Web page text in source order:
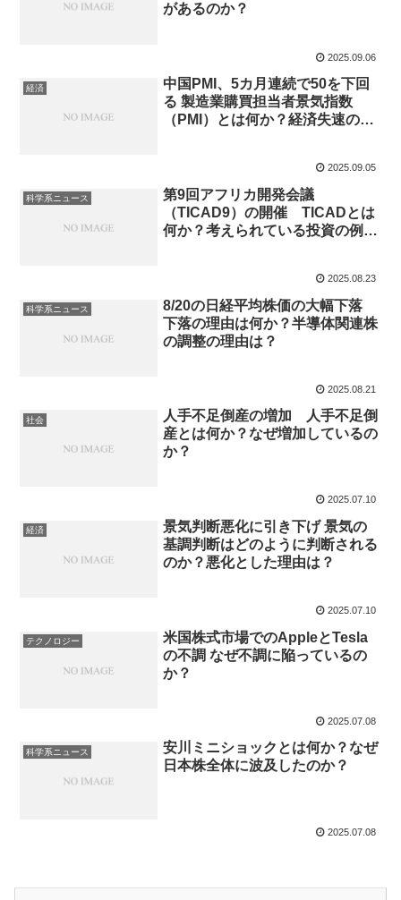
があるのか？
2025.09.06
経済
中国PMI、5カ月連続で50を下回
る 製造業購買担当者景気指数
（PMI）とは何か？経済失速の要
2025.09.05
科学系ニュース
第9回アフリカ開発会議
（TICAD9）の開催 TICADとは
何か？考えられている投資の例
2025.08.23
科学系ニュース
8/20の日経平均株価の大幅下落
下落の理由は何か？半導体関連株
の調整の理由は？
2025.08.21
社会
人手不足倒産の増加 人手不足倒
産とは何か？なぜ増加しているの
か？
2025.07.10
経済
景気判断悪化に引き下げ 景気の
基調判断はどのように判断される
のか？悪化とした理由は？
2025.07.10
テクノロジー
米国株式市場でのAppleとTesla
の不調 なぜ不調に陥っているの
か？
2025.07.08
科学系ニュース
安川ミニショックとは何か？なぜ
日本株全体に波及したのか？
2025.07.08